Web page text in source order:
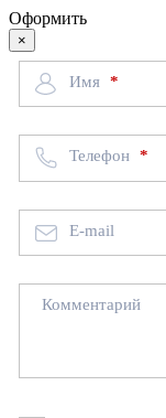
Оформить
×
Имя
Телефон
E-mail
Комментарий